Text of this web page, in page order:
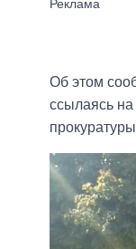
Об этом
ссылаясь